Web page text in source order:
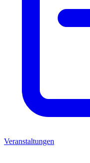
Veranstaltungen